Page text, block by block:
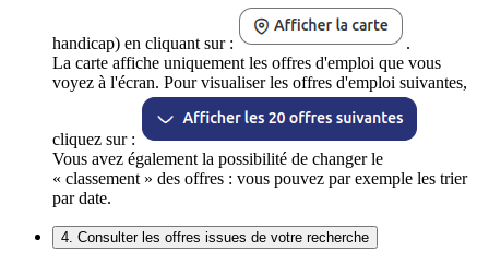
handicap) en cliquant sur :
.
La carte affiche uniquement les offres d'emploi que vous
voyez à l'écran. Pour visualiser les offres d'emploi suivantes,
cliquez sur :
Vous avez également la possibilité de changer le
« classement » des offres : vous pouvez par exemple les trier
par date.
4. Consulter les offres issues de votre recherche